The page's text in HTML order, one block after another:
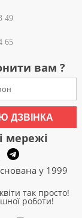
49
65
вам ?
ДЗВІНКА
мережі
у 1999
так просто!
роботи!